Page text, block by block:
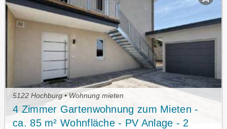
5122 Hochburg • Wohnung mieten
4 Zimmer Gartenwohnung zum Mieten -
ca. 85 m² Wohnfläche - PV Anlage - 2